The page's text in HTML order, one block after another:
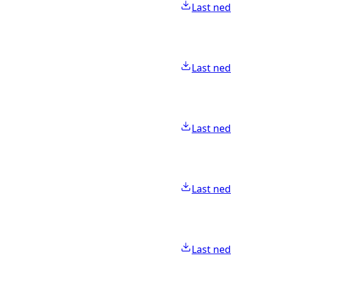
Last ned
Last ned
Last ned
Last ned
Last ned